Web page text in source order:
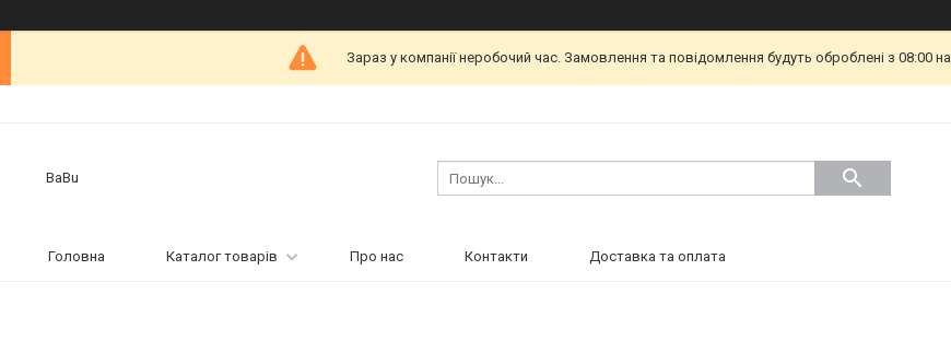
Зараз у компанії неробочий час. Замовлення та повідомлення будуть оброблені з 08:00
BaBu
Головна Каталог товарів Про нас Контакти Доставка та оплата